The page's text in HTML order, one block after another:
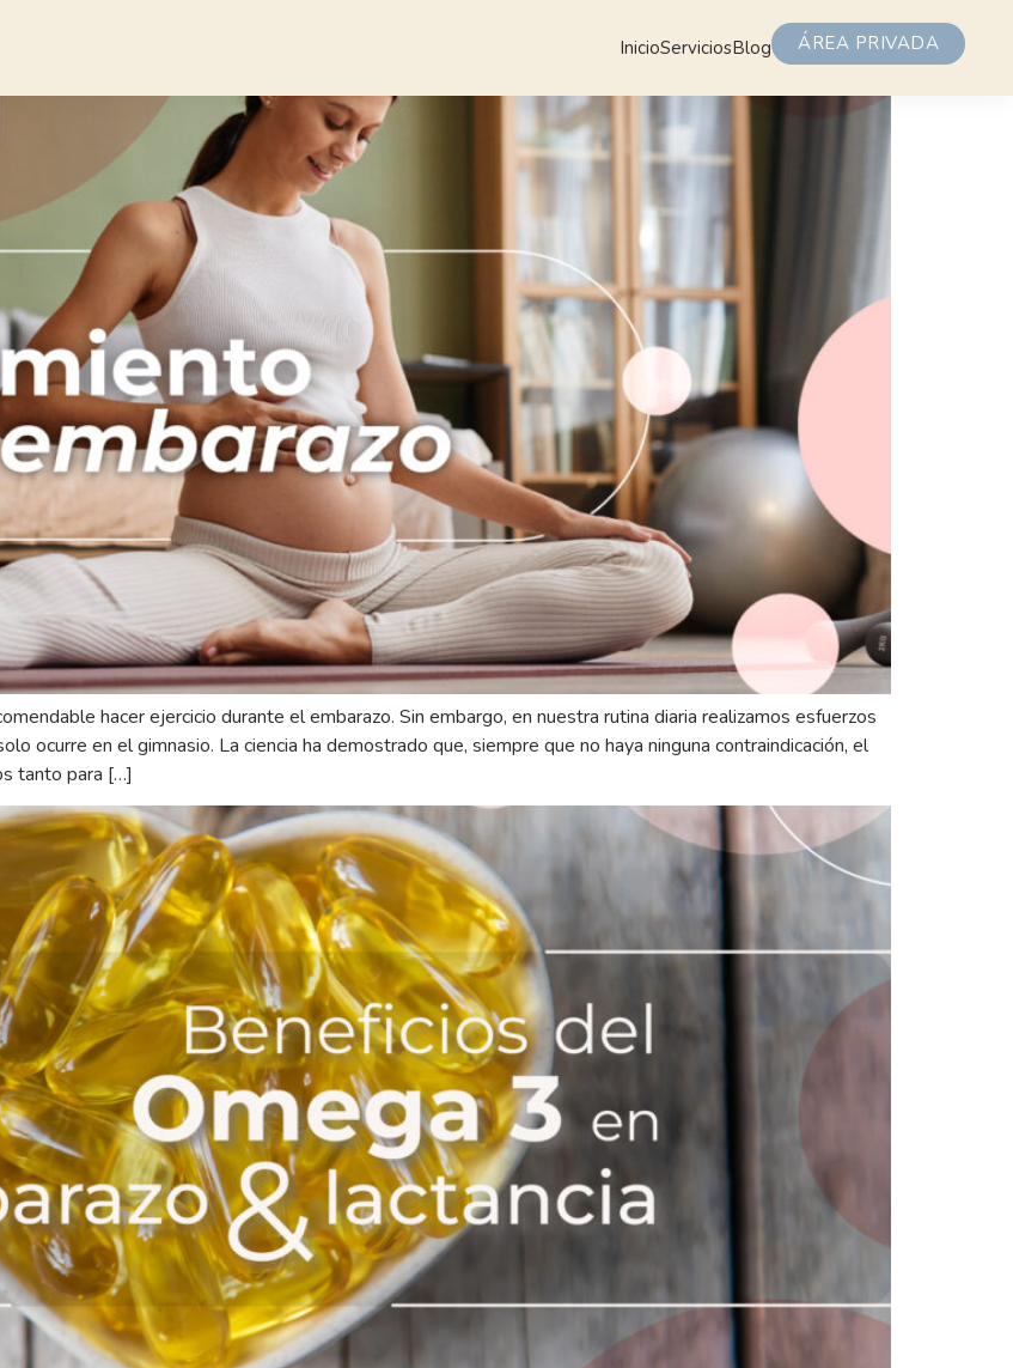
InicioServiciosBlog ÁREA PRIVADA
hacer ejercicio durante el embarazo. Sin embargo, en nuestra rutina diaria realizamos esfuerzos
ocurre en el gimnasio. La ciencia ha demostrado que, siempre que no haya ninguna contraindicación, el
tanto para […]